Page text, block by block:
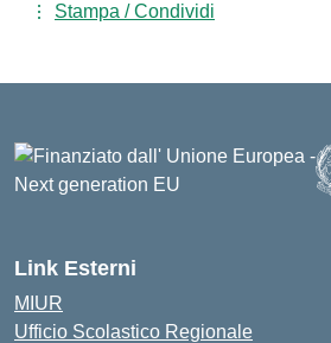
Stampa / Condividi
Link Esterni
MIUR
Ufficio Scolastico Regionale